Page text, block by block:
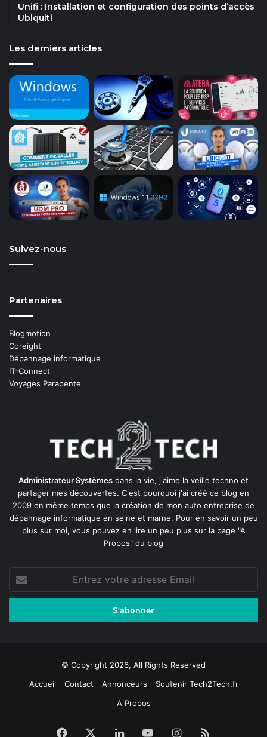
Unifi : Installation et configuration des points d’accès
Ubiquiti
Les derniers articles
Suivez-nous
Partenaires
Blogmotion
Coreight
Dépannage informatique
IT-Connect
Voyages Parapente
Administrateur Systèmes dans la vie, j'aime la veille techno et
partager mes découvertes. C'est pourquoi j'ai créé ce blog en
2009 en même temps que la création de mon auto entreprise de
dépannage informatique en seine et marne. Pour en savoir un peu
plus sur moi, vous pouvez en lire un peu plus sur la page "A
Propos" du blog
votre
adresse
© Copyright 2026, All Rights Reserved
Accueil
Contact Annonceurs
Soutenir Tech2Tech.fr
A Propos
Facebook LinkedinYouTubeInstagram